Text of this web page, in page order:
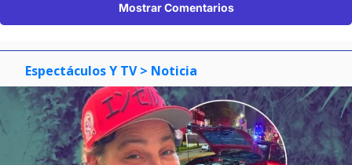
Mostrar Comentarios
Espectáculos Y TV > Noticia